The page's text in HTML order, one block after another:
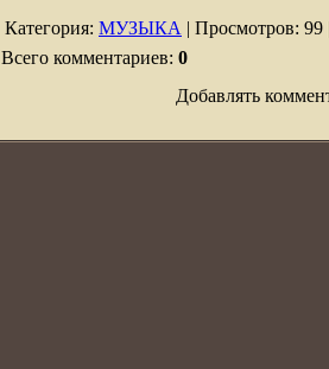
Категория: МУЗЫКА | Просмотров: 99
Всего комментариев: 0
Добавлять